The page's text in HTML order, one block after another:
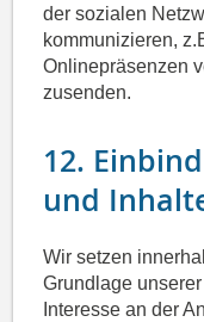
der sozialen
kommunizieren,
Onlinepräsenzen
zusenden.
12.
und
Wir setzen
Grundlage
Interesse an der